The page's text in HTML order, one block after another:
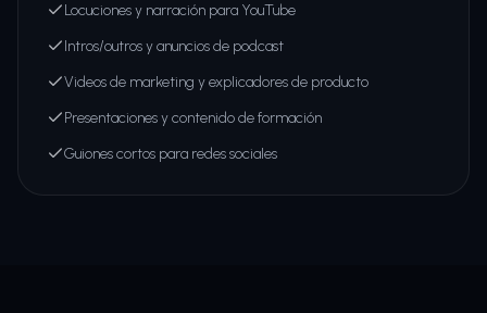
Locuciones y narración para YouTube
Intros/outros y anuncios de podcast
Videos de marketing y explicadores de producto
Presentaciones y contenido de formación
Guiones cortos para redes sociales